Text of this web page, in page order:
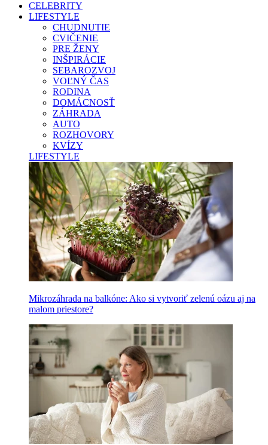
CELEBRITY
LIFESTYLE
CHUDNUTIE
CVIČENIE
PRE ŽENY
INŠPIRÁCIE
SEBAROZVOJ
VOĽNÝ ČAS
RODINA
DOMÁCNOSŤ
ZÁHRADA
AUTO
ROZHOVORY
KVÍZY
LIFESTYLE
Mikrozáhrada na balkóne: Ako si vytvoriť zelenú oázu aj na
malom priestore?